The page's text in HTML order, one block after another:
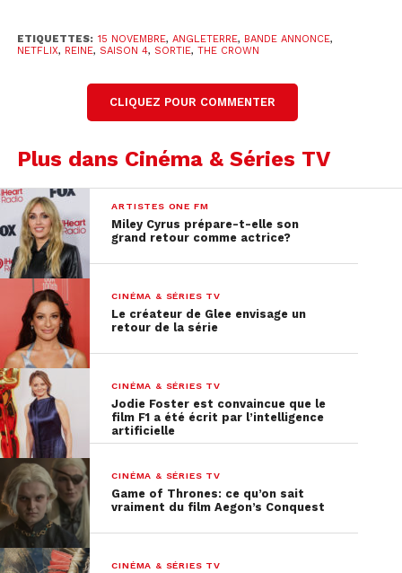
Toujours aussi bien réalisée, la bande-annonce
nous met l’eau à la bouche pour la suite des
aventures royales. Il faudra patienter encore un
peu avant la sortie sur Netflix de la saison 4. C’est
le15 novembre
membres de la famille royale sur Netflix !
ETIQUETTES: 15 NOVEMBRE, ANGLETERRE, BANDE ANNONCE,
NETFLIX, REINE, SAISON 4, SORTIE, THE CROWN
CLIQUEZ POUR COMMENTER
Plus dans Cinéma & Séries TV
ARTISTES ONE FM
Miley Cyrus prépare-t-elle son
grand retour comme actrice?
CINÉMA & SÉRIES TV
Le créateur de Glee envisage un
retour de la série
CINÉMA & SÉRIES TV
Jodie Foster est convaincue que le
film F1 a été écrit par l’intelligence
artificielle
CINÉMA & SÉRIES TV
Game of Thrones: ce qu’on sait
vraiment du film Aegon’s Conquest
CINÉMA & SÉRIES TV